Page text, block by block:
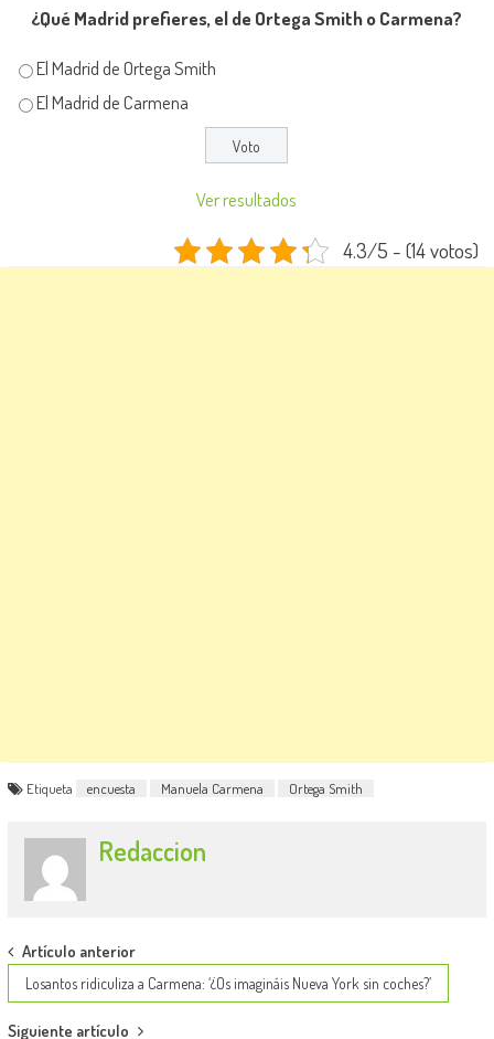
¿Qué Madrid prefieres, el de Ortega Smith o Carmena?
El Madrid de Ortega Smith
El Madrid de Carmena
Ver resultados
4.3/5 - (14 votos)
Etiqueta encuesta Manuela Carmena Ortega Smith
Redaccion
Post
navigation
Artículo anterior
Losantos ridiculiza a Carmena: ‘¿Os imagináis Nueva York sin coches?’
Siguiente artículo